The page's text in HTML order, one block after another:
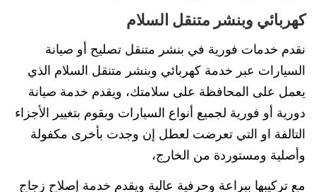
كهربائي وبنشر متنقل السلام
نقدم خدمات فورية في بنشر متنقل تصليح أو صيانة
السيارات عبر خدمة كهربائي وبنشر متنقل السلام الذي
يعمل على المحافظة على سلامتك، ويقدم خدمة صيانة
دورية أو فورية لجميع أنواع السيارات ويقوم بتغيير الأجزاء
التالفة او التي تعرضت لعطل إن وجدت بأخرى مكفولة
وأصلية ومستوردة من الخارج،
مع تركيبها ببراعة وحرفية عالية ويقدم خدمة إصلاح زجاج